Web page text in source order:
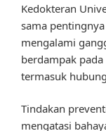
Kedokteran
sama
mengalami
berdampak
termasuk
Tindakan
mengatasi